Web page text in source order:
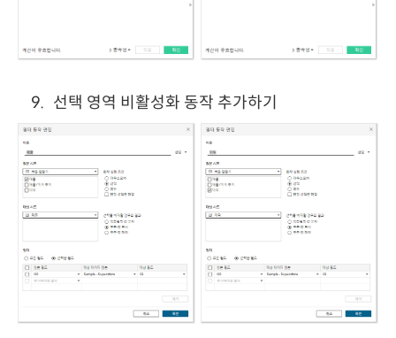
선택 영역 비활성화 동작 추가하기